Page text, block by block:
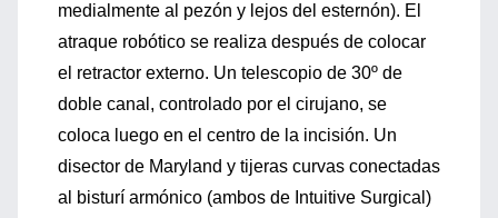
medialmente al pezón y lejos del esternón). El
atraque robótico se realiza después de colocar
el retractor externo. Un telescopio de 30º de
doble canal, controlado por el cirujano, se
coloca luego en el centro de la incisión. Un
disector de Maryland y tijeras curvas conectadas
al bisturí armónico (ambos de Intuitive Surgical)